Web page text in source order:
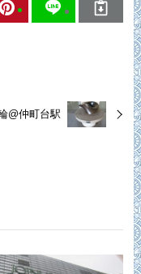
@仲町台駅